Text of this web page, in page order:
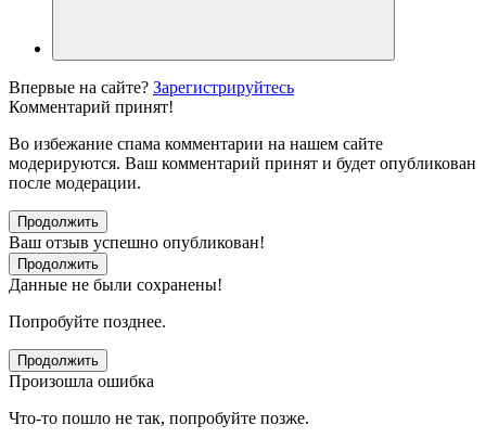
Впервые на сайте? Зарегистрируйтесь
Комментарий принят!
Во избежание спама комментарии на нашем сайте
модерируются. Ваш комментарий принят и будет опубликован
после модерации.
Продолжить
Ваш отзыв успешно опубликован!
Продолжить
Данные не были сохранены!
Попробуйте позднее.
Продолжить
Произошла ошибка
Что-то пошло не так, попробуйте позже.